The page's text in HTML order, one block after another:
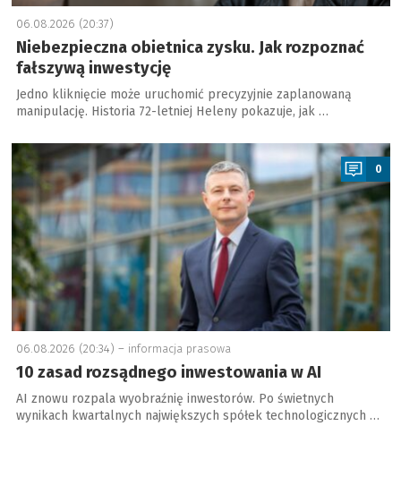
06.08.2026 (20:37)
Niebezpieczna obietnica zysku. Jak rozpoznać
fałszywą inwestycję
Jedno kliknięcie może uruchomić precyzyjnie zaplanowaną
manipulację. Historia 72-letniej Heleny pokazuje, jak …
a
0
06.08.2026 (20:34) – informacja prasowa
10 zasad rozsądnego inwestowania w AI
AI znowu rozpala wyobraźnię inwestorów. Po świetnych
wynikach kwartalnych największych spółek technologicznych …